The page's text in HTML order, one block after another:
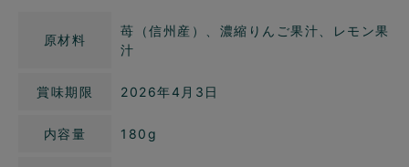
原材料
苺（信州産）、濃縮りんご果汁、レモン果
汁
賞味期限 2026年4月3日
内容量 180g